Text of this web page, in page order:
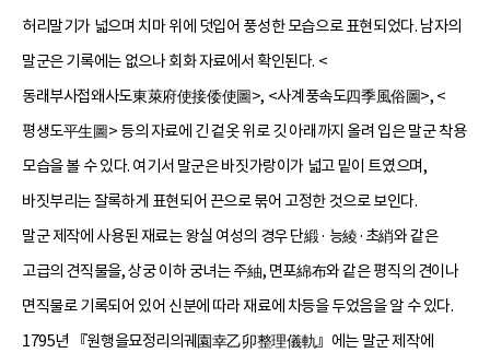
허리말기가 넓으며 치마 위에 덧입어 풍성한 모습으로 표현되었다. 남자의
말군은 기록에는 없으나 회화 자료에서 확인된다. <
동래부사접왜사도東萊府使接倭使圖>, <사계풍속도四季風俗圖>, <
평생도平生圖> 등의 자료에 긴 겉옷 위로 깃 아래까지 올려 입은 말군 착용
모습을 볼 수 있다. 여기서 말군은 바짓가랑이가 넓고 밑이 트였으며,
바짓부리는 잘록하게 표현되어 끈으로 묶어 고정한 것으로 보인다.
말군 제작에 사용된 재료는 왕실 여성의 경우 단緞· 능綾·초綃와 같은
고급의 견직물을, 상궁 이하 궁녀는 주紬, 면포綿布와 같은 평직의 견이나
면직물로 기록되어 있어 신분에 따라 재료에 차등을 두었음을 알 수 있다.
1795년 『원행을묘정리의궤園幸乙卯整理儀軌』에는 말군 제작에